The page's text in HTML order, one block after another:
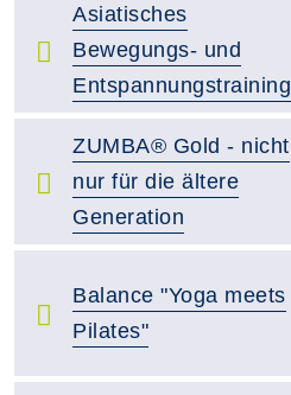
Asiatisches
Bewegungs- und
Entspannungstraining
ZUMBA® Gold - nicht
nur für die ältere
Generation
Balance "Yoga meets
Pilates"